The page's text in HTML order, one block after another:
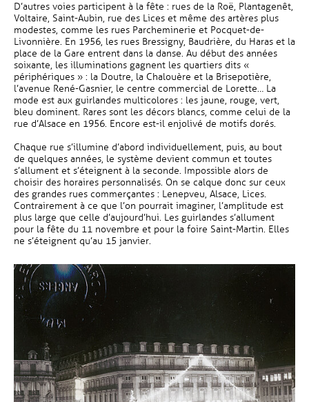
D’autres voies participent à la fête : rues de la Roë, Plantagenêt,
Voltaire, Saint-Aubin, rue des Lices et même des artères plus
modestes, comme les rues Parcheminerie et Pocquet-de-
Livonnière. En 1956, les rues Bressigny, Baudrière, du Haras et la
place de la Gare entrent dans la danse. Au début des années
soixante, les illuminations gagnent les quartiers dits «
périphériques » : la Doutre, la Chalouère et la Brisepotière,
l’avenue René-Gasnier, le centre commercial de Lorette… La
mode est aux guirlandes multicolores : les jaune, rouge, vert,
bleu dominent. Rares sont les décors blancs, comme celui de la
rue d’Alsace en 1956. Encore est-il enjolivé de motifs dorés.
Chaque rue s’illumine d’abord individuellement, puis, au bout
de quelques années, le système devient commun et toutes
s’allument et s’éteignent à la seconde. Impossible alors de
choisir des horaires personnalisés. On se calque donc sur ceux
des grandes rues commerçantes : Lenepveu, Alsace, Lices.
Contrairement à ce que l’on pourrait imaginer, l’amplitude est
plus large que celle d’aujourd’hui. Les guirlandes s’allument
pour la fête du 11 novembre et pour la foire Saint-Martin. Elles
ne s’éteignent qu’au 15 janvier.